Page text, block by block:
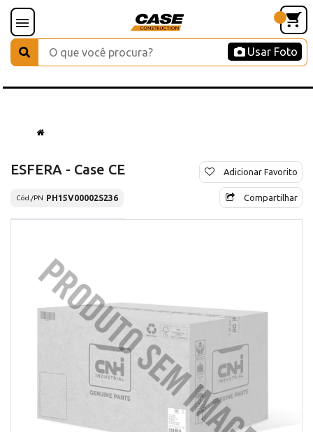
Usar Foto
ESFERA - Case CE
Cód./PN PH15V00002S236
Adicionar Favorito
Compartilhar